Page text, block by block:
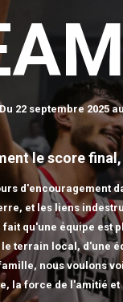
Du 22 septembre 2025
le score
d'encouragement
et les liens
fait qu'une équipe
terrain local, d'une
nous voulons
la force de l'amitié